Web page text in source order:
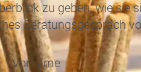
zu geben, wie sie
Beratungsgespräch
Vorname